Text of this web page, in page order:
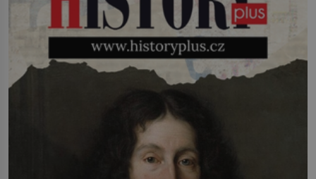
lidstvo pracovalo. Chrání strom před
infekcí, hmyzem a vysycháním. Dá se
říct, že je to přírodní […]